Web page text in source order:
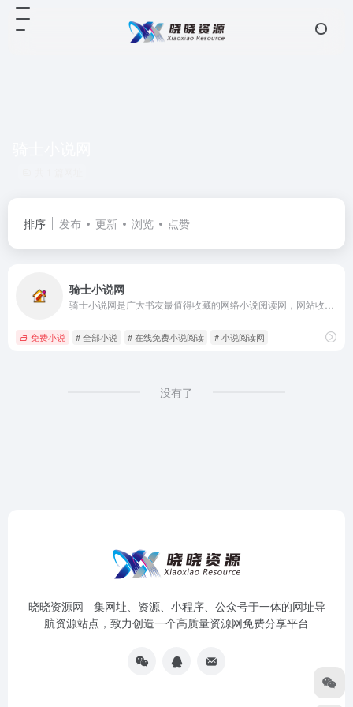
排序 发布 更新 浏览 点赞
骑士小说网
免费小说 # 全部小说 # 在线免费小说阅读 # 小说阅读网
没有了
晓晓资源网 - 集网址、资源、小程序、公众号于一体的网址导
航资源站点，致力创造一个高质量资源网免费分享平台